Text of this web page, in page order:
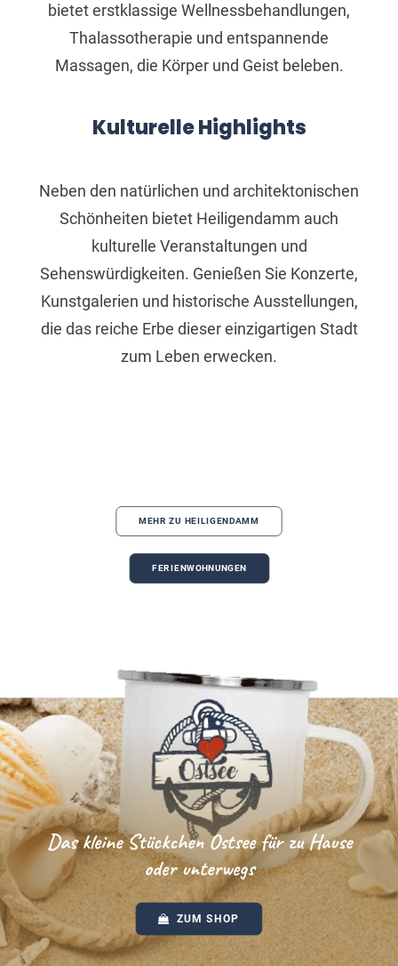
bietet erstklassige Wellnessbehandlungen,
Thalassotherapie und entspannende
Massagen, die Körper und Geist beleben.
Kulturelle Highlights
Neben den natürlichen und architektonischen
Schönheiten bietet Heiligendamm auch
kulturelle Veranstaltungen und
Sehenswürdigkeiten. Genießen Sie Konzerte,
Kunstgalerien und historische Ausstellungen,
die das reiche Erbe dieser einzigartigen Stadt
zum Leben erwecken.
MEHR ZU HEILIGENDAMM
FERIENWOHNUNGEN
Das kleine Stückchen Ostsee für zu Hause
oder unterwegs
ZUM SHOP